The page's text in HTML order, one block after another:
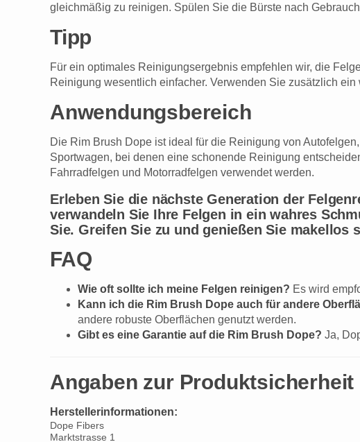
gleichmäßig zu reinigen. Spülen Sie die Bürste nach
Tipp
Für ein optimales Reinigungsergebnis empfehlen wir, die
Reinigung wesentlich einfacher. Verwenden Sie zusätzlich
Anwendungsbereich
Die Rim Brush Dope ist ideal für die Reinigung von
Sportwagen, bei denen eine schonende Reinigung
Fahrradfelgen und Motorradfelgen verwendet werden.
Erleben Sie die nächste Generation der
verwandeln Sie Ihre Felgen in ein wahres
Sie. Greifen Sie zu und genießen Sie makellos
FAQ
Wie oft sollte ich meine Felgen reinigen? Es wird
Kann ich die Rim Brush Dope auch für andere
andere robuste Oberflächen genutzt werden.
Gibt es eine Garantie auf die Rim Brush Dope? Ja,
Angaben zur Produktsicherheit
Herstellerinformationen:
Dope Fibers
Marktstrasse 1